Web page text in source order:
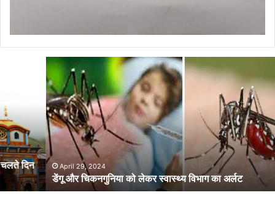
लेकर
स्वास्थ्य
विभाग
का
अर्लटApril 29, 2024
डेंगू और चिकनगुनिया को लेकर स्वास्थ्य विभाग का अर्लट